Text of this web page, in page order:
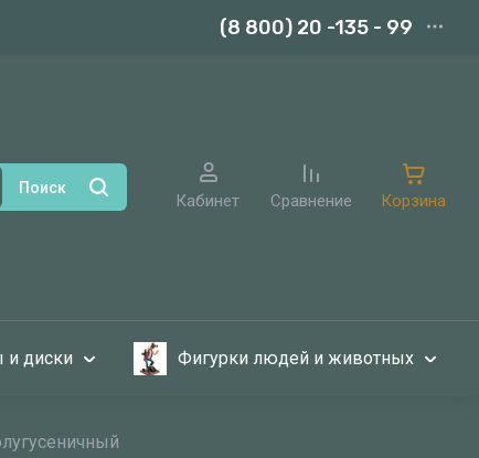
(8 800) 20 -135 - 99
Поиск
Кабинет Сравнение Корзина
диски Фигурки людей и животных